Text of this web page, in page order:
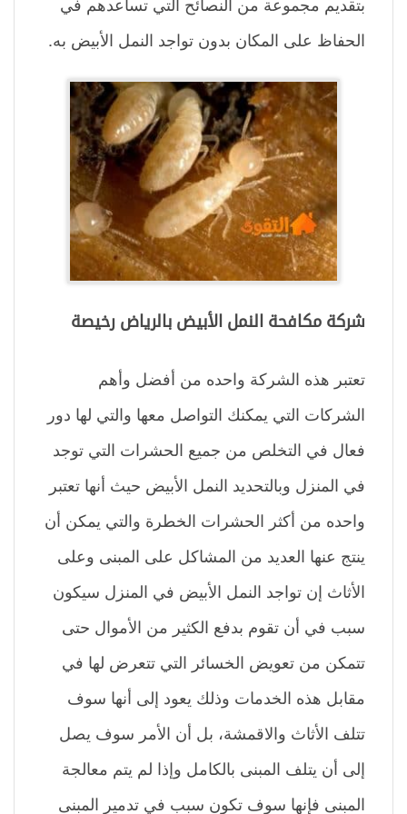
الحفاظ على المكان بدون تواجد النمل الأبيض به.
شركة مكافحة النمل الأبيض بالرياض رخيصة
تعتبر هذه الشركة واحده من أفضل وأهم
الشركات التي يمكنك التواصل معها والتي لها دور
فعال في التخلص من جميع الحشرات التي توجد
في المنزل وبالتحديد النمل الأبيض حيث أنها تعتبر
واحده من أكثر الحشرات الخطرة والتي يمكن أن
ينتج عنها العديد من المشاكل على المبنى وعلى
الأثاث إن تواجد النمل الأبيض في المنزل سيكون
سبب في أن تقوم بدفع الكثير من الأموال حتى
تتمكن من تعويض الخسائر التي تتعرض لها في
مقابل هذه الخدمات وذلك يعود إلى أنها سوف
تتلف الأثاث والاقمشة، بل أن الأمر سوف يصل
إلى أن يتلف المبنى بالكامل وإذا لم يتم معالجة
المبنى فإنها سوف تكون سبب في تدمير المبنى